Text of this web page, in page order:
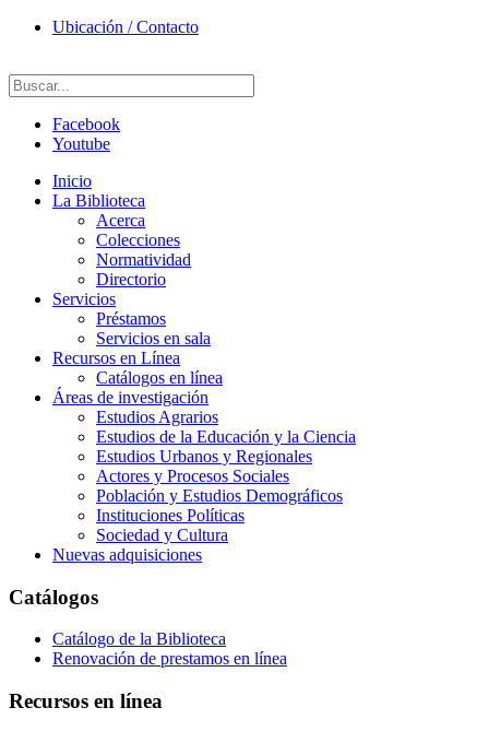
Ubicación / Contacto
Facebook
Youtube
Inicio
La Biblioteca
Acerca
Colecciones
Normatividad
Directorio
Servicios
Préstamos
Servicios en sala
Recursos en Línea
Catálogos en línea
Áreas de investigación
Estudios Agrarios
Estudios de la Educación y la Ciencia
Estudios Urbanos y Regionales
Actores y Procesos Sociales
Población y Estudios Demográficos
Instituciones Políticas
Sociedad y Cultura
Nuevas adquisiciones
Catálogos
Catálogo de la Biblioteca
Renovación de prestamos en línea
Recursos en línea